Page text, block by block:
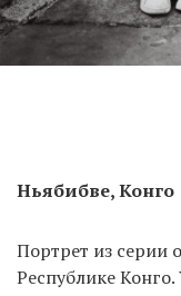
Ньябибве, Конго
Портрет из серии
Республике